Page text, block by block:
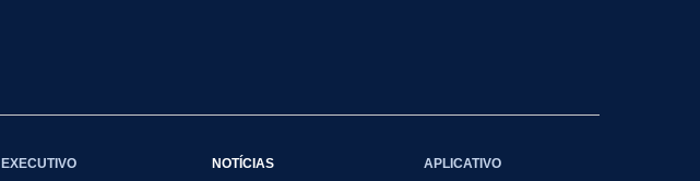
EXECUTIVO NOTÍCIAS APLICATIVO